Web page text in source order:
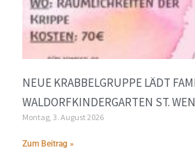
NEUE KRABBELGRUPPE LÄDT
WALDORFKINDERGARTEN ST.
Montag, 3. August 2026
Zum Beitrag »